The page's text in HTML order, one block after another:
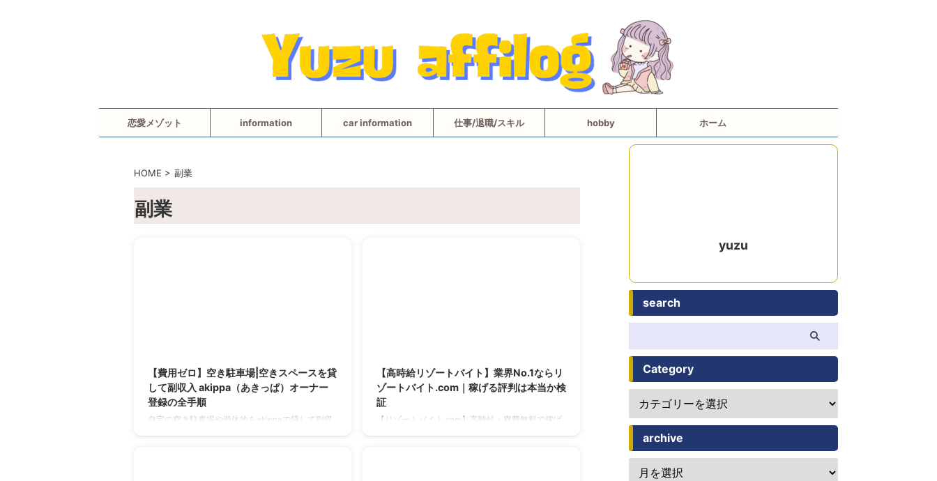
恋愛メゾット information car information 仕事/退職/スキル hobby ホーム
HOME > 副業
副業
【費用ゼロ】空き駐車場|空きスペースを貸
して副収入 akippa（あきっぱ）オーナー
登録の全手順
自宅の空き駐車場や遊休地をakippaで貸して副収
【高時給リゾートバイト】業界No.1ならリ
ゾートバイト.com｜稼げる評判は本当か検
証
【リゾートバイト.com】高時給・寮費無料で稼げ
yuzu
search
Category
archive